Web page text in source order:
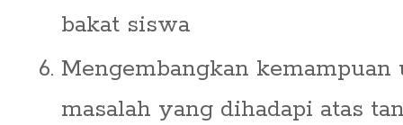
bakat siswa
Mengembangkan
masalah yang dihadapi atas